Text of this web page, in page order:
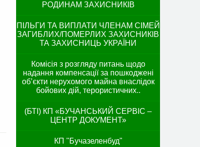
РОДИНАМ ЗАХИСНИКІВ
ПІЛЬГИ ТА ВИПЛАТИ ЧЛЕНАМ СІМЕЙ
ЗАГИБЛИХ/ПОМЕРЛИХ ЗАХИСНИКІВ
ТА ЗАХИСНИЦЬ УКРАЇНИ
Комісія з розгляду питань щодо
надання компенсації за пошкоджені
об’єкти нерухомого майна внаслідок
бойових дій, терористичних..
(БТІ) КП «БУЧАНСЬКИЙ СЕРВІС –
ЦЕНТР ДОКУМЕНТ»
КП "Бучазеленбуд"